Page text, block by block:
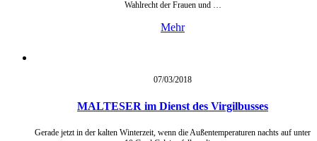
Wahlrecht der Frauen und …
Mehr
07/03/2018
MALTESER im Dienst des Virgilbusses
Gerade jetzt in der kalten Winterzeit, wenn die Außentemperaturen nachts auf unter